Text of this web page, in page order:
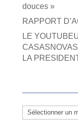
douces »
RAPPORT
LE
LA
Archives